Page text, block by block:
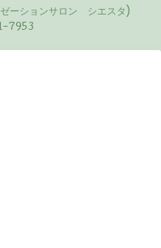
ションサロン シエスタ)
7953